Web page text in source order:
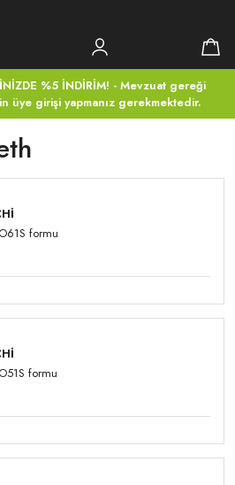
%5 İNDİRİM! - Mevzuat gereği
üye girişi yapmanız gerekmektedir.
formu
formu